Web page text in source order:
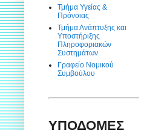
Τμήμα Υγείας &
Πρόνοιας
Τμήμα Ανάπτυξης και
Υποστήριξης
Πληροφοριακών
Συστημάτων
Γραφείο Νομικού
Συμβούλου
ΥΠΟΔΟΜΕΣ